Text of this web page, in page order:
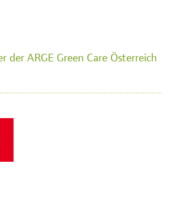
der ARGE Green Care Österreich